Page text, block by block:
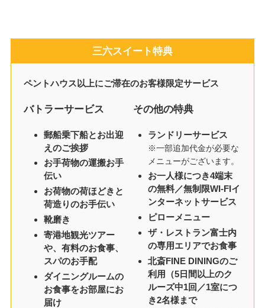
三六スイート特典
ペントハウス以上にご滞在のお客様限定サービス
バトラーサービス
郵船乗下船とお出迎
えのご挨拶
お手荷物の運搬お手
伝い
お荷物の荷ほどきと
荷造りのお手伝い
靴磨き
寄港地観光ツアー
や、有料のお食事、
スパのお手配
ダイニングルームの
お食事をお部屋にお
届け
その他の特典
ランドリーサービス
※一部追加代金が必要な
メニューがございます。
お一人様につき4端末
の無料／無制限WI-FIイ
ンターネットサービス
ピローメニュー
ザ・レストラン富士内
の専用エリアでお食事
北斎FINE DININGのご
利用（5日間以上のク
ルーズ中1回／1室につ
き2名様まで